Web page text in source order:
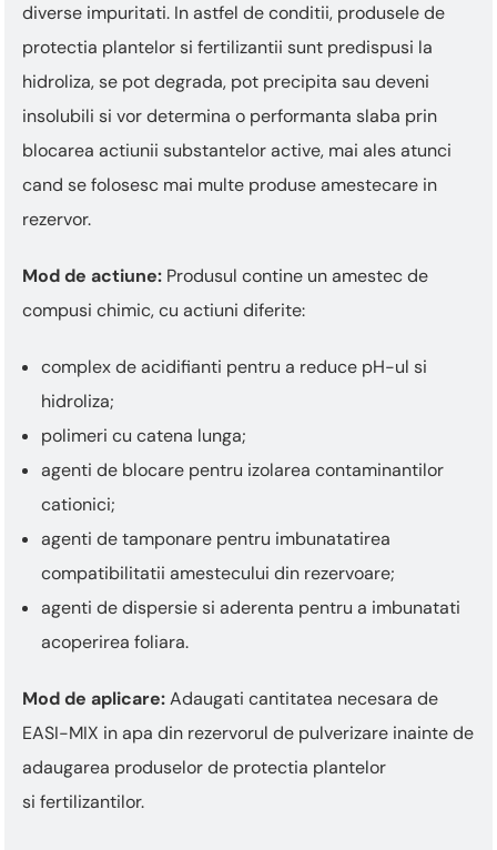
diverse impuritati. In astfel de conditii, produsele de
protectia plantelor si fertilizantii sunt predispusi la
hidroliza, se pot degrada, pot precipita sau deveni
insolubili si vor determina o performanta slaba prin
blocarea actiunii substantelor active, mai ales atunci
cand se folosesc mai multe produse amestecare in
rezervor.
Mod de actiune: Produsul contine un amestec de
compusi chimic, cu actiuni diferite:
complex de acidifianti pentru a reduce pH-ul si
hidroliza;
polimeri cu catena lunga;
agenti de blocare pentru izolarea contaminantilor
cationici;
agenti de tamponare pentru imbunatatirea
compatibilitatii amestecului din rezervoare;
agenti de dispersie si aderenta pentru a imbunatati
acoperirea foliara.
Mod de aplicare:Adaugati cantitatea necesara de
EASI-MIX in apa din rezervorul de pulverizare inainte de
adaugarea produselor de protectia plantelor
si fertilizantilor.